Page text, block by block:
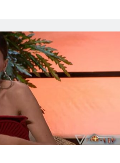
Megaoperacion
i
policisë,
lëshohen
urdhër-
arreste
për
policë,
zyrtarë
shteti